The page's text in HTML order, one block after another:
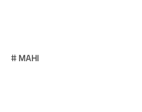
MAHI